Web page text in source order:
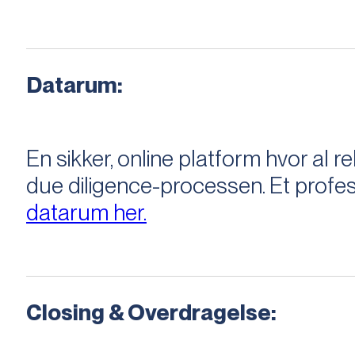
Datarum:
En sikker, online platform hvor al
due diligence-processen. Et
datarum her.
Closing & Overdragelse: